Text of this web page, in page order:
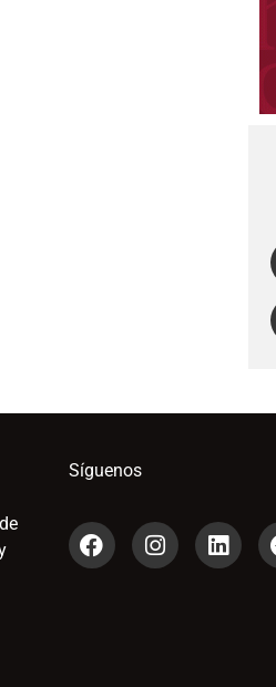
Síguenos